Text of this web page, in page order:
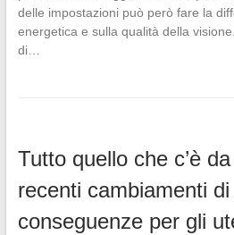
delle impostazioni può però fare la
energetica e sulla qualità della
di…
Tutto quello che c’è
recenti cambiamenti
conseguenze per gli